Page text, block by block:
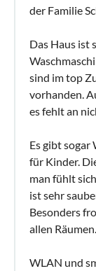
der Familie
Das Haus ist
sind im top
vorhanden.
es fehlt an
Es gibt
für Kinder.
man fühlt
ist sehr
Besonders
allen Räumen.
WLAN und